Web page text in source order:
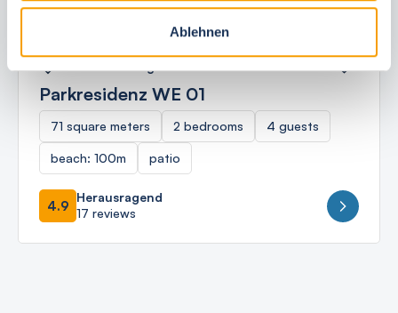
Ablehnen
Parkresidenz WE 01
71 square meters 2 bedrooms 4 guests
beach: 100m patio
4.9
Herausragend
17 reviews